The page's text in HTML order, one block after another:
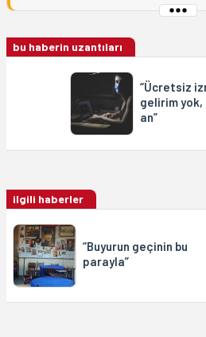
bu haberin uzantıları
“Ücretsiz
gelirim
an”
ilgili haberler
“Buyurun geçinin bu
parayla”